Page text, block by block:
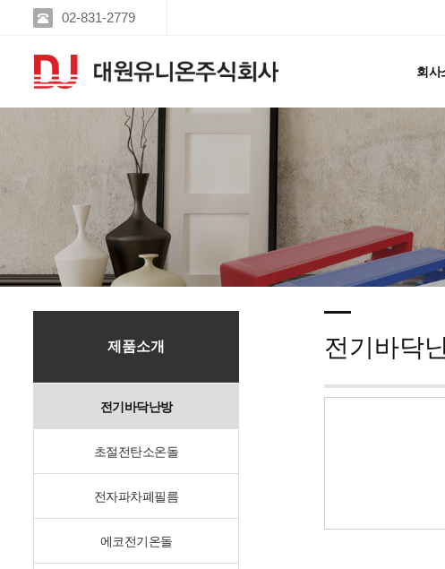
02-831-2779
회사
제품소개
전기바닥난방
초절전탄소온돌
전자파차폐필름
에코전기온돌
전기바닥